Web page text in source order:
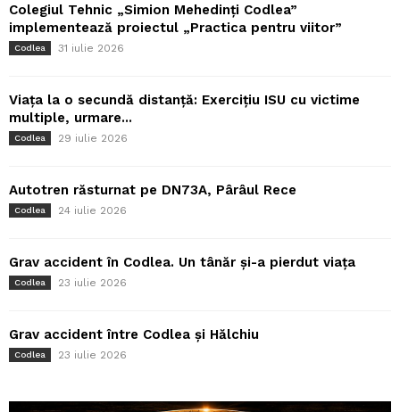
Colegiul Tehnic „Simion Mehedinți Codlea”
implementează proiectul „Practica pentru viitor”
Codlea 31 iulie 2026
Viața la o secundă distanță: Exercițiu ISU cu victime
multiple, urmare...
Codlea 29 iulie 2026
Autotren răsturnat pe DN73A, Pârâul Rece
Codlea 24 iulie 2026
Grav accident în Codlea. Un tânăr și-a pierdut viața
Codlea 23 iulie 2026
Grav accident între Codlea și Hălchiu
Codlea 23 iulie 2026